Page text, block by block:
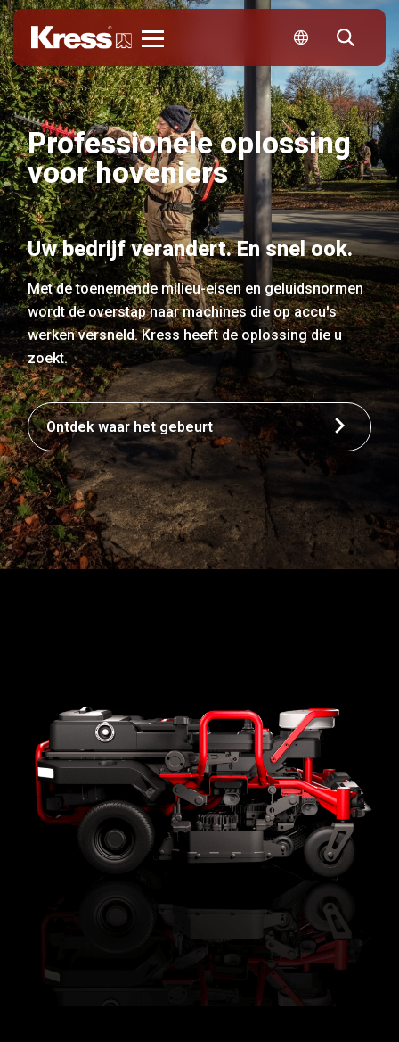
Professionele oplossing
voor hoveniers
Uw bedrijf verandert. En snel ook.
Met de toenemende milieu-eisen en geluidsnormen
wordt de overstap naar machines die op accu's
werken versneld. Kress heeft de oplossing die u
zoekt.
Ontdek waar het gebeurt